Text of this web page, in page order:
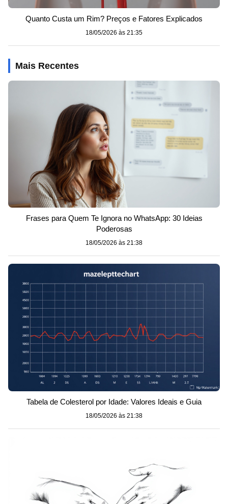
Quanto Custa um Rim? Preços e Fatores Explicados
18/05/2026 às 21:35
Mais Recentes
Frases para Quem Te Ignora no WhatsApp: 30 Ideias
Poderosas
18/05/2026 às 21:38
Tabela de Colesterol por Idade: Valores Ideais e Guia
18/05/2026 às 21:38